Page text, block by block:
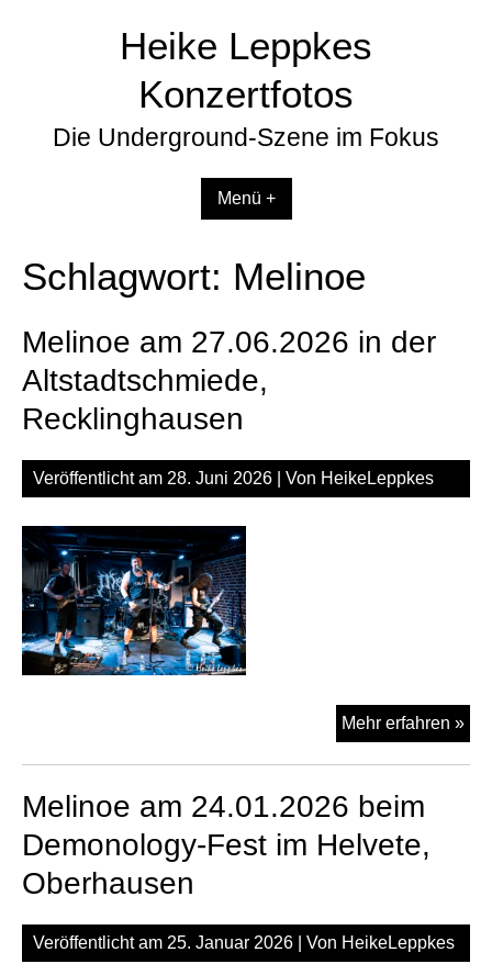
Heike Leppkes
Konzertfotos
Die Underground-Szene im Fokus
Menü +
Schlagwort: Melinoe
Melinoe am 27.06.2026 in der
Altstadtschmiede,
Recklinghausen
Veröffentlicht am 28. Juni 2026 | Von HeikeLeppkes
Mehr erfahren »
am
Melinoe am 24.01.2026 beim
Demonology-Fest im Helvete,
Oberhausen
Veröffentlicht am 25. Januar 2026 | Von HeikeLeppkes